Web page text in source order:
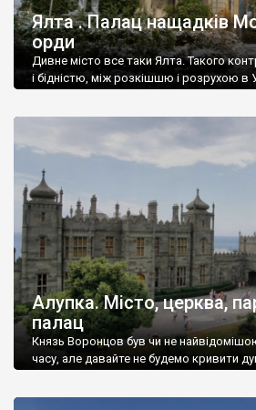
Ялта . Палац нащадків
орди
Дивне місто все таки Ялта. Такого
і бідністю, між розкішшю і розрухою в
Алупка. Місто, церква,
палац
Князь Воронцов був чи не
часу, але давайте не будемо кривити